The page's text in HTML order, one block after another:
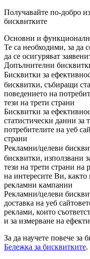
Получавайте по-добро
бисквитките
Основни и
Те са необходими, за да
да се осигуряват
Допълнителни
Бисквитки за
бисквитки, събиращи
поведението на
тези на трети страни
Бисквитки за
статистически данни за
потребителите на уеб
страни
Рекламни/целеви
бисквитки, използвани
тези на трети страни на
на интересите Ви, както
рекламни кампании
Рекламни/целеви
доставка на уеб
реклами, които
и за измерване на
За да научете повече за
Бележка за бисквитките.